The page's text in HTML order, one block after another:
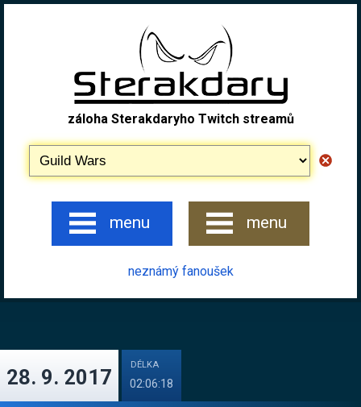
záloha Sterakdaryho Twitch streamů
menu menu
neznámý fanoušek
28. 9. 2017
DÉLKA
02:06:18